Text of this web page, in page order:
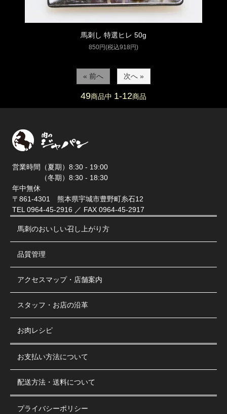
馬刺し 特選ヒレ 50g
850円(税込918円)
« 前へ 次へ »
49商品中 1-12商品
営業時間（夏期）8:30 - 19:00
（冬期）8:30 - 18:30
年中無休
〒861-4301 熊本県宇城市豊野町糸石12
TEL 0964-45-2916 ／ FAX 0964-45-2917
馬刺のおいしい召し上がり方
品質管理
アクセスマップ・店舗案内
スタッフ・お店の沿革
お肉レシピ
お支払い方法について
配送方法・送料について
プライバシーポリシー